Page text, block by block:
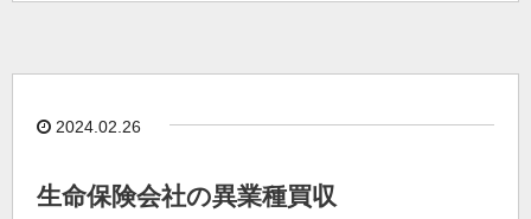
2024.02.26
生命保険会社の異業種買収